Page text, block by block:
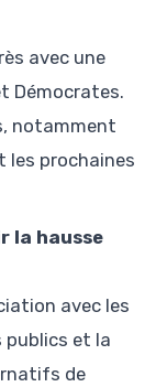
avec une
Démocrates.
notamment
les prochaines
la hausse
avec les
publics et la
de